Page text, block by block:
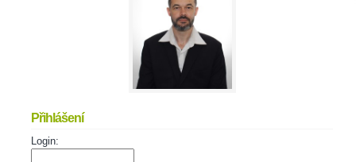
Přihlášení
Login: